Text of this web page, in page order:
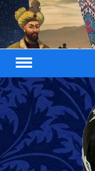
Skip
to
content